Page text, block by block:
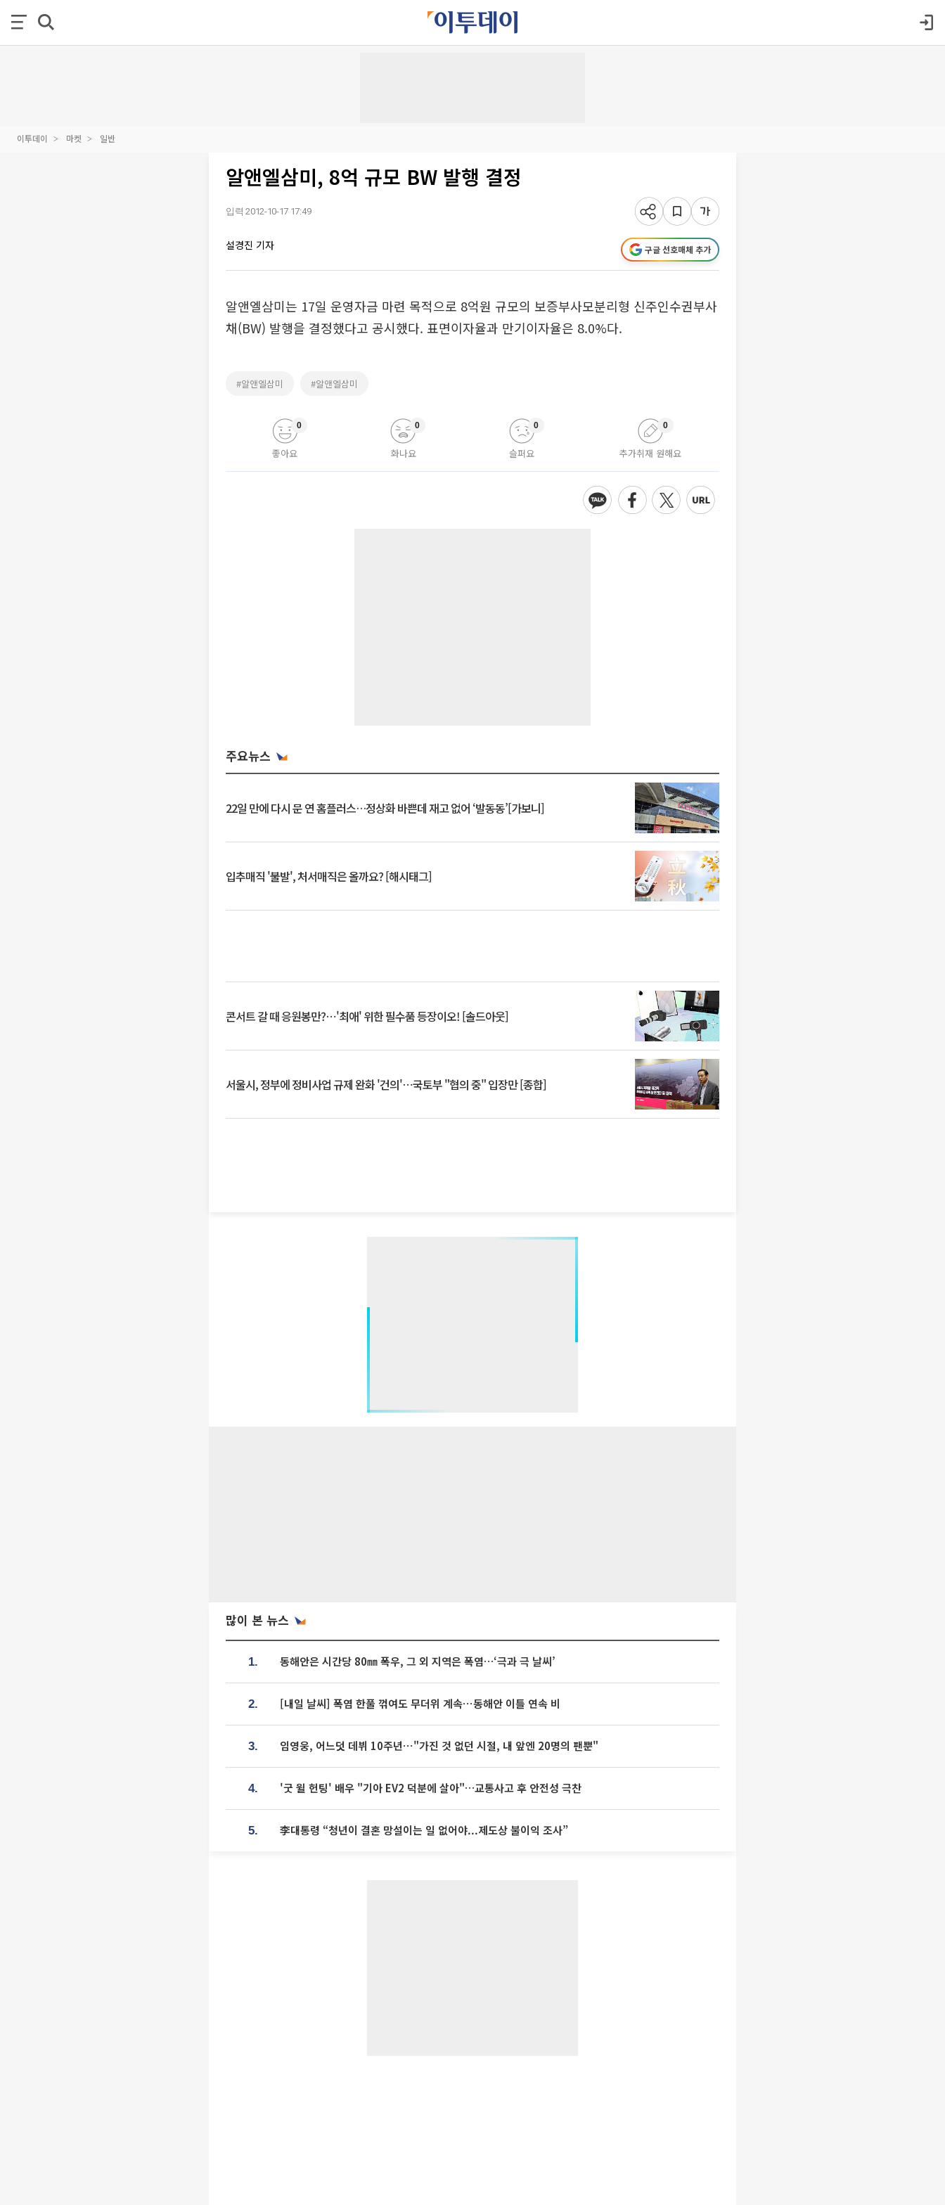
이투데이 마켓 일반
알앤엘삼미, 8억 규모 BW 발행 결정
입력 2012-10-17 17:49
설경진 기자 구글 선호매체 추가
알앤엘삼미는 17일 운영자금 마련 목적으로 8억원 규모의 보증부사모분리형 신주인수권부사
채(BW) 발행을 결정했다고 공시했다. 표면이자율과 만기이자율은 8.0%다.
#알앤엘삼미 #알앤엘삼미
좋아요
0
화나요
0
슬퍼요
0
추가취재 원해요
0
주요뉴스
22일 만에 다시 문 연 홈플러스…정상화 바쁜데 재고 없어 ‘발동동’[가보니]
입추매직 '불발', 처서매직은 올까요? [해시태그]
콘서트 갈 때 응원봉만?⋯'최애' 위한 필수품 등장이오! [솔드아웃]
서울시, 정부에 정비사업 규제 완화 '건의'⋯국토부 "협의 중" 입장만 [종합]
많이 본 뉴스
1. 동해안은 시간당 80㎜ 폭우, 그 외 지역은 폭염…‘극과 극 날씨’
2. [내일 날씨] 폭염 한풀 꺾여도 무더위 계속⋯동해안 이틀 연속 비
3. 임영웅, 어느덧 데뷔 10주년⋯"가진 것 없던 시절, 내 앞엔 20명의 팬뿐"
4. '굿 윌 헌팅' 배우 "기아 EV2 덕분에 살아"…교통사고 후 안전성 극찬
5. 李대통령 “청년이 결혼 망설이는 일 없어야...제도상 불이익 조사”